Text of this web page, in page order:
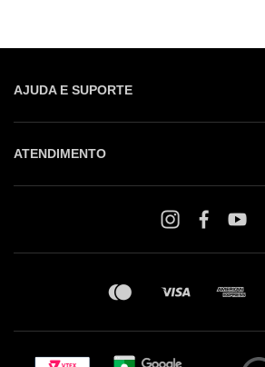
AJUDA E SUPORTE
ATENDIMENTO
Whatsapp: (31) 97219-6604
Nossas Lojas